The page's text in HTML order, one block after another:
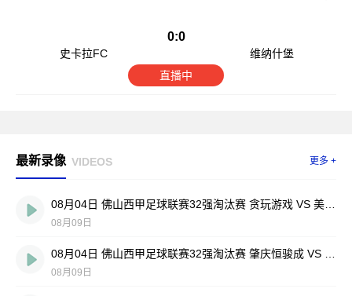
史卡拉FC
0:0
维纳什堡
直播中
最新录像 VIDEOS 更多 +
08月09日
08月09日